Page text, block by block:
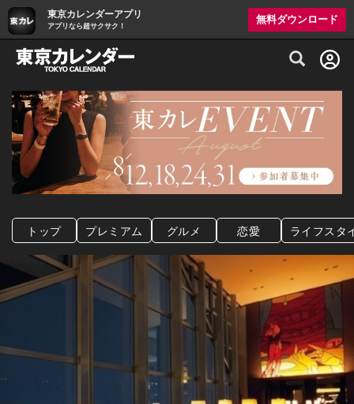
東京カレンダーアプリ
アプリなら超サクサク！
無料ダウンロード
グルメ情報・プレミアムレストラン予約
トップ プレミアム グルメ 恋愛 ライフスタ